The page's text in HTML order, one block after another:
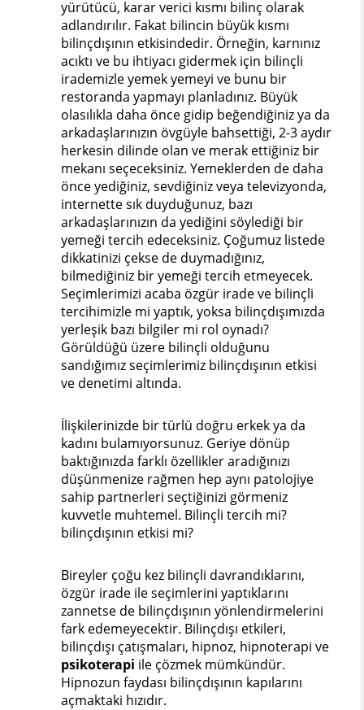
yürütücü, karar verici kısmı bilinç olarak
adlandırılır. Fakat bilincin büyük kısmı
bilinçdışının etkisindedir. Örneğin, karnınız
acıktı ve bu ihtiyacı gidermek için bilinçli
irademizle yemek yemeyi ve bunu bir
restoranda yapmayı planladınız. Büyük
olasılıkla daha önce gidip beğendiğiniz ya da
arkadaşlarınızın övgüyle bahsettiği, 2-3 aydır
herkesin dilinde olan ve merak ettiğiniz bir
mekanı seçeceksiniz. Yemeklerden de daha
önce yediğiniz, sevdiğiniz veya televizyonda,
internette sık duyduğunuz, bazı
arkadaşlarınızın da yediğini söylediği bir
yemeği tercih edeceksiniz. Çoğumuz listede
dikkatinizi çekse de duymadığınız,
bilmediğiniz bir yemeği tercih etmeyecek.
Seçimlerimizi acaba özgür irade ve bilinçli
tercihimizle mi yaptık, yoksa bilinçdışımızda
yerleşik bazı bilgiler mi rol oynadı?
Görüldüğü üzere bilinçli olduğunu
sandığımız seçimlerimiz bilinçdışının etkisi
ve denetimi altında.
İlişkilerinizde bir türlü doğru erkek ya da
kadını bulamıyorsunuz. Geriye dönüp
baktığınızda farklı özellikler aradığınızı
düşünmenize rağmen hep aynı patolojiye
sahip partnerleri seçtiğinizi görmeniz
kuvvetle muhtemel. Bilinçli tercih mi?
bilinçdışının etkisi mi?
Bireyler çoğu kez bilinçli davrandıklarını,
özgür irade ile seçimlerini yaptıklarını
zannetse de bilinçdışının yönlendirmelerini
fark edemeyecektir. Bilinçdışı etkileri,
bilinçdışı çatışmaları, hipnoz, hipnoterapi ve
psikoterapi ile çözmek mümkündür.
Hipnozun faydası bilinçdışının kapılarını
açmaktaki hızıdır.